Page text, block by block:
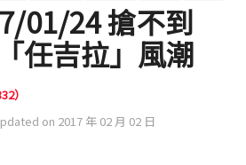
01/24 搶不到
任吉拉」風潮
）
on 2017 年 02 月 02 日